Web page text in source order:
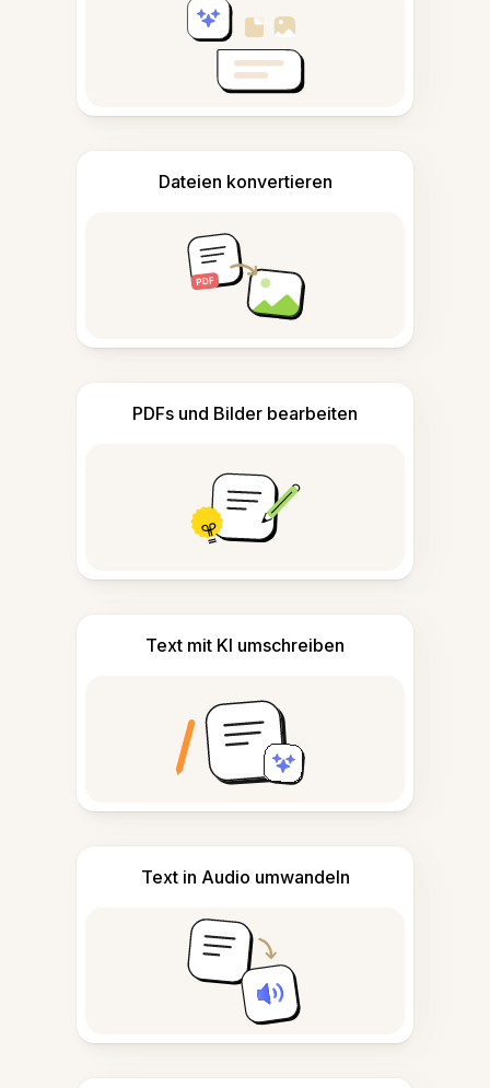
Dateien konvertieren
PDFs und Bilder bearbeiten
Text mit KI umschreiben
Text in Audio umwandeln